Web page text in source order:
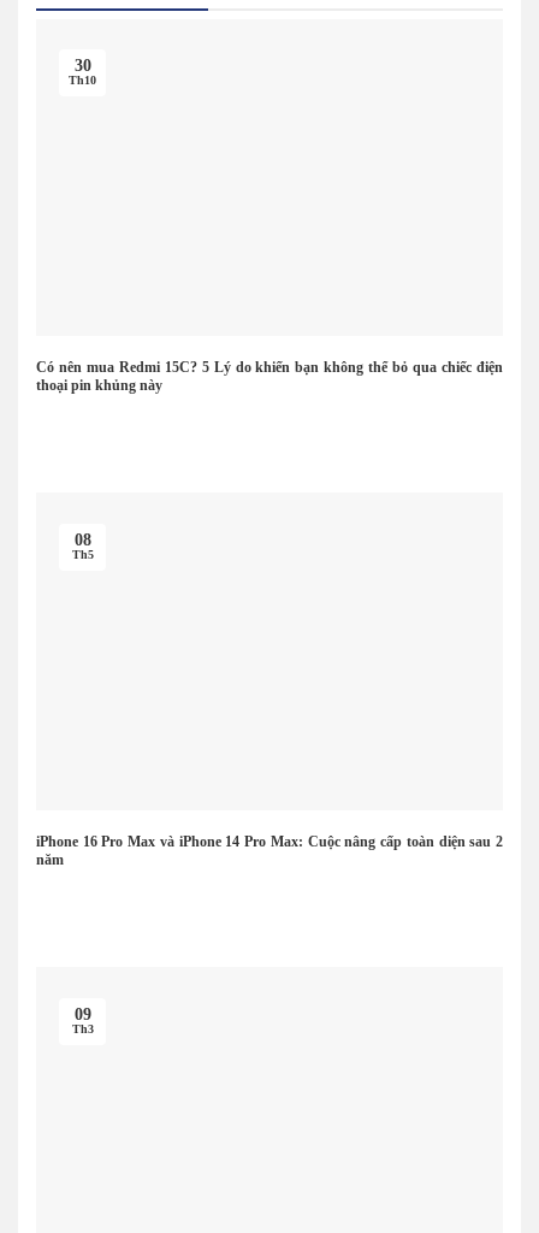
Có nên mua Redmi 15C? 5 Lý do khiến bạn không thể bỏ qua chiếc điện
thoại pin khủng này
30
Th10
iPhone 16 Pro Max và iPhone 14 Pro Max: Cuộc nâng cấp toàn diện sau 2
năm
08
Th5
09
Th3